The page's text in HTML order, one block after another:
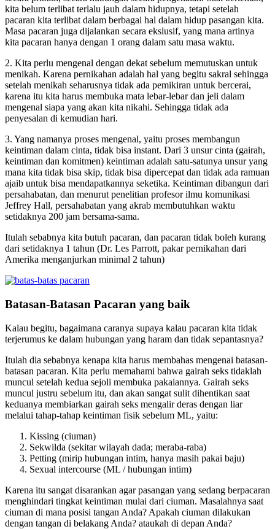
kita belum terlibat terlalu jauh dalam hidupnya, tetapi setelah
pacaran kita terlibat dalam berbagai hal dalam hidup pasangan kita.
Masa pacaran juga dijalankan secara ekslusif, yang mana artinya
kita pacaran hanya dengan 1 orang dalam satu masa waktu.
2. Kita perlu mengenal dengan dekat sebelum memutuskan untuk
menikah. Karena pernikahan adalah hal yang begitu sakral sehingga
setelah menikah seharusnya tidak ada pemikiran untuk bercerai,
karena itu kita harus membuka mata lebar-lebar dan jeli dalam
mengenal siapa yang akan kita nikahi. Sehingga tidak ada
penyesalan di kemudian hari.
3. Yang namanya proses mengenal, yaitu proses membangun
keintiman dalam cinta, tidak bisa instant. Dari 3 unsur cinta (gairah,
keintiman dan komitmen) keintiman adalah satu-satunya unsur yang
mana kita tidak bisa skip, tidak bisa dipercepat dan tidak ada ramuan
ajaib untuk bisa mendapatkannya seketika. Keintiman dibangun dari
persahabatan, dan menurut penelitian profesor ilmu komunikasi
Jeffrey Hall, persahabatan yang akrab membutuhkan waktu
setidaknya 200 jam bersama-sama.
Itulah sebabnya kita butuh pacaran, dan pacaran tidak boleh kurang
dari setidaknya 1 tahun (Dr. Les Parrott, pakar pernikahan dari
Amerika menganjurkan minimal 2 tahun)
Batasan-Batasan Pacaran yang baik
Kalau begitu, bagaimana caranya supaya kalau pacaran kita tidak
terjerumus ke dalam hubungan yang haram dan tidak sepantasnya?
Itulah dia sebabnya kenapa kita harus membahas mengenai batasan-
batasan pacaran. Kita perlu memahami bahwa gairah seks tidaklah
muncul setelah kedua sejoli membuka pakaiannya. Gairah seks
muncul justru sebelum itu, dan akan sangat sulit dihentikan saat
keduanya membiarkan gairah seks mengalir deras dengan liar
melalui tahap-tahap keintiman fisik sebelum ML, yaitu:
Kissing (ciuman)
Sekwilda (sekitar wilayah dada; meraba-raba)
Petting (mirip hubungan intim, hanya masih pakai baju)
Sexual intercourse (ML / hubungan intim)
Karena itu sangat disarankan agar pasangan yang sedang berpacaran
menghindari tingkat keintiman mulai dari ciuman. Masalahnya saat
ciuman di mana posisi tangan Anda? Apakah ciuman dilakukan
dengan tangan di belakang Anda? ataukah di depan Anda?